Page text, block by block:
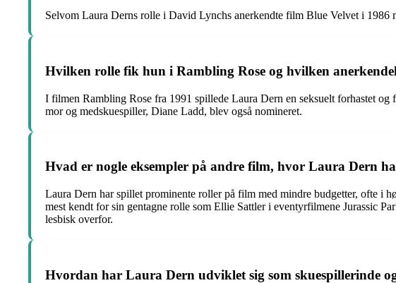
Selvom Laura Derns rolle i David Lynchs anerkendte film Blue Velvet i
Hvilken rolle fik hun i Rambling Rose og hvilken
I filmen Rambling Rose fra 1991 spillede Laura Dern en seksuelt forhastet
mor og medskuespiller, Diane Ladd, blev også nomineret.
Hvad er nogle eksempler på andre film, hvor Laura Dern
Laura Dern har spillet prominente roller på film med mindre budgetter, ofte i
mest kendt for sin gentagne rolle som Ellie Sattler i eventyrfilmene Jurassic
lesbisk overfor.
Hvordan har Laura Dern udviklet sig som skuespillerinde